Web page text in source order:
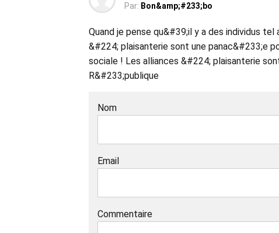
Par: Bon&amp;#233;bo
Quand je pense qu&#39;il y a des individus
&#224; plaisanterie sont une panac&#233;e
sociale ! Les alliances &#224; plaisanterie
R&#233;publique
Nom
Email
Commentaire